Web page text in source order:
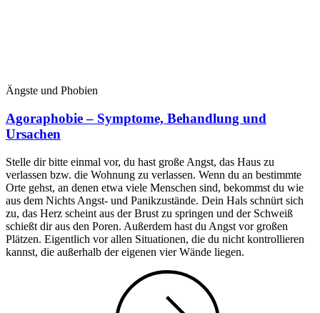
Ängste und Phobien
Agoraphobie – Symptome, Behandlung und
Ursachen
Stelle dir bitte einmal vor, du hast große Angst, das Haus zu
verlassen bzw. die Wohnung zu verlassen. Wenn du an bestimmte
Orte gehst, an denen etwa viele Menschen sind, bekommst du wie
aus dem Nichts Angst- und Panikzustände. Dein Hals schnürt sich
zu, das Herz scheint aus der Brust zu springen und der Schweiß
schießt dir aus den Poren. Außerdem hast du Angst vor großen
Plätzen. Eigentlich vor allen Situationen, die du nicht kontrollieren
kannst, die außerhalb der eigenen vier Wände liegen.